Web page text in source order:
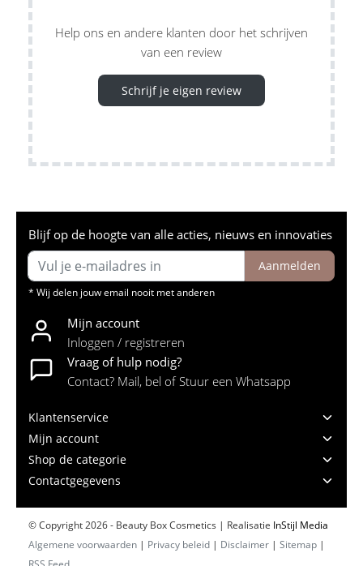
Help ons en andere klanten door het schrijven
van een review
Schrijf je eigen review
Blijf op de hoogte van alle acties, nieuws en innovaties
Aanmelden
* Wij delen jouw email nooit met anderen
Mijn account
Inloggen / registreren
Vraag of hulp nodig?
Contact? Mail, bel of Stuur een Whatsapp
Klantenservice
Mijn account
Shop de categorie
Contactgegevens
© Copyright 2026 - Beauty Box Cosmetics | Realisatie InStijl Media
Algemene voorwaarden | Privacy beleid | Disclaimer | Sitemap |